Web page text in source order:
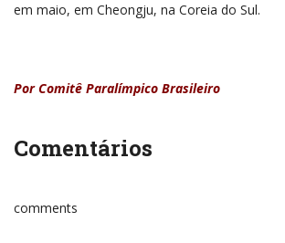
em maio, em Cheongju, na Coreia do Sul.
Por Comitê Paralímpico Brasileiro
Comentários
comments